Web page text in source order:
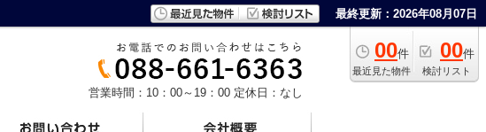
最終更新：2026年08月07日
00件
最近見た物件
00件
検討リスト
営業時間：10：00～19：00 定休日：なし